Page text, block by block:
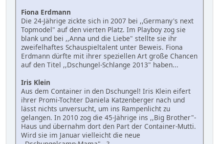
Fiona Erdmann
Die 24-Jährige zickte sich in 2007 bei ,,Germany's next
Topmodel" auf den vierten Platz. Im Playboy zog sie
blank und bei ,,Anna und die Liebe" stellte sie ihr
zweifelhaftes Schauspieltalent unter Beweis. Fiona
Erdmann dürfte mit ihrer speziellen Art große Chancen
auf den Titel ,,Dschungel-Schlange 2013" haben...
Iris Klein
Aus dem Container in den Dschungel! Iris Klein eifert
ihrer Promi-Tochter Daniela Katzenberger nach und
lässt nichts unversucht, um ins Rampenlicht zu
gelangen. In 2010 zog die 45-Jährige ins ,,Big Brother"-
Haus und übernahm dort den Part der Container-Mutti.
Wird sie im Januar vielleicht die neue